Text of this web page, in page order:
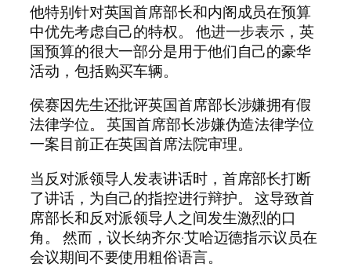
他特别针对英国首席部长和内阁成员在预算
中优先考虑自己的特权。 他进一步表示，英
国预算的很大一部分是用于他们自己的豪华
活动，包括购买车辆。
侯赛因先生还批评英国首席部长涉嫌拥有假
法律学位。 英国首席部长涉嫌伪造法律学位
一案目前正在英国首席法院审理。
当反对派领导人发表讲话时，首席部长打断
了讲话，为自己的指控进行辩护。 这导致首
席部长和反对派领导人之间发生激烈的口
角。 然而，议长纳齐尔·艾哈迈德指示议员在
会议期间不要使用粗俗语言。